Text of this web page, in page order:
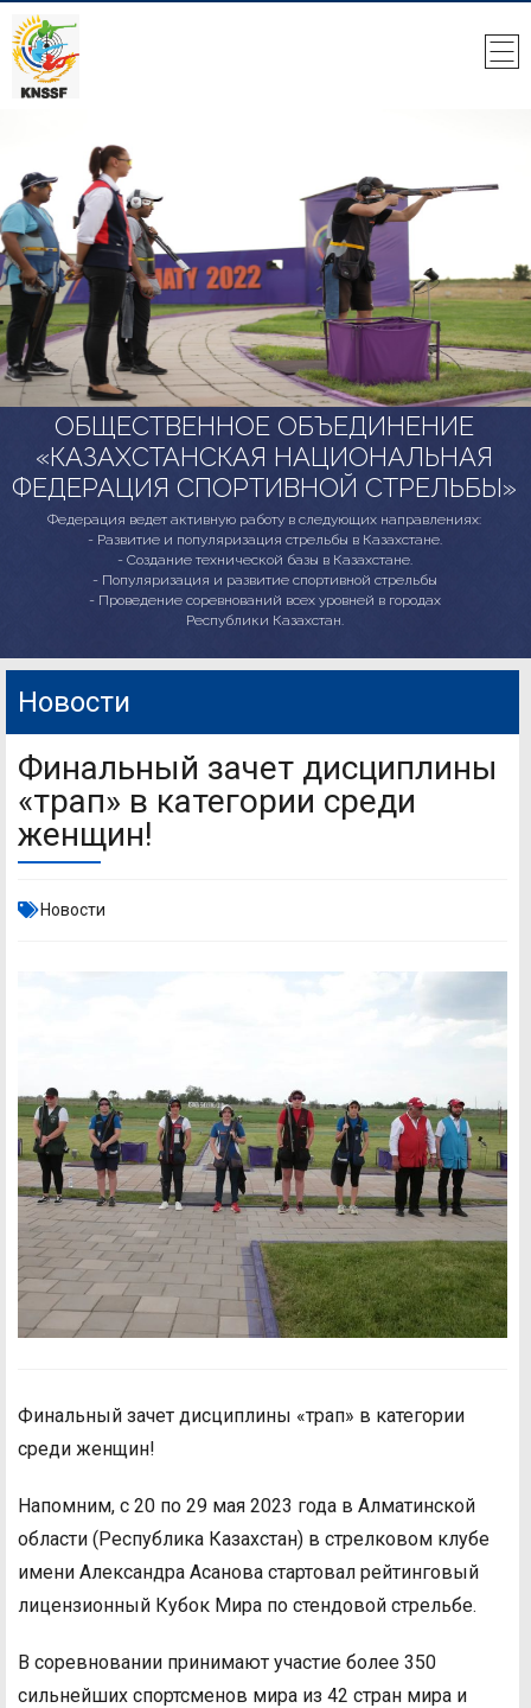
ОБЩЕСТВЕННОЕ ОБЪЕДИНЕНИЕ
«КАЗАХСТАНСКАЯ НАЦИОНАЛЬНАЯ
ФЕДЕРАЦИЯ СПОРТИВНОЙ СТРЕЛЬБЫ»
Федерация ведет активную работу в следующих направлениях:
- Развитие и популяризация стрельбы в Казахстане.
- Создание технической базы в Казахстане.
- Популяризация и развитие спортивной стрельбы
- Проведение соревнований всех уровней в городах
Республики Казахстан.
Новости
Финальный зачет дисциплины
«трап» в категории среди
женщин!
Новости
Финальный зачет дисциплины «трап» в категории
среди женщин!
Напомним, с 20 по 29 мая 2023 года в Алматинской
области (Республика Казахстан) в стрелковом клубе
имени Александра Асанова стартовал рейтинговый
лицензионный Кубок Мира по стендовой стрельбе.
В соревновании принимают участие более 350
сильнейших спортсменов мира из 42 стран мира и